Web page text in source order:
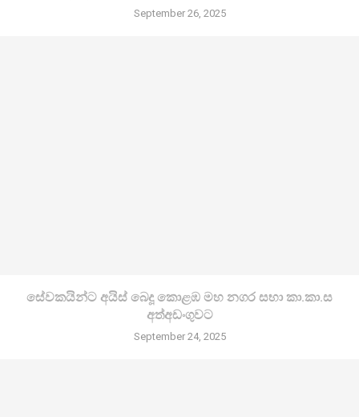
September 26, 2025
සේවකයින්ට අයිස් බෙදූ කොළඹ මහ නගර සභා කා.කා.ස
අත්අඩංගුවට
September 24, 2025